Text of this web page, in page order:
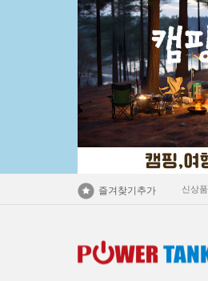
즐겨찾기추가 신상품